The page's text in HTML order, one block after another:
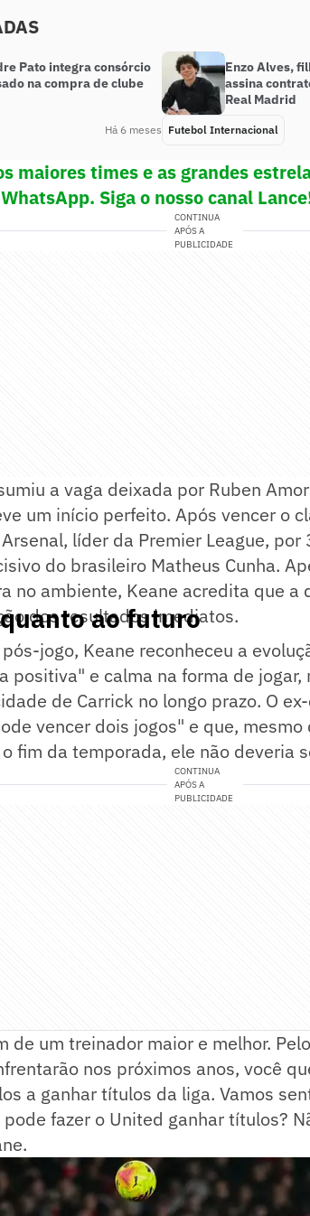
Pato integra consórcio
na compra de clube
Há 6 meses
Enzo Alves,
assina
Real Madrid
Futebol Internacional
maiores times e as grandes
Siga o nosso canal
CONTINUA
APÓS A
PUBLICIDADE
a vaga deixada por Ruben
um início perfeito. Após vencer o
líder da Premier League,
do brasileiro Matheus Cunha.
no ambiente, Keane acredita que
dos resultados imediatos.
ao futuro
jogo, Keane reconheceu a
positiva" e calma na forma de
de Carrick no longo prazo. O
vencer dois jogos" e que,
fim da temporada, ele não deveria
CONTINUA
APÓS A
PUBLICIDADE
de um treinador maior e melhor.
nos próximos anos, você
a ganhar títulos da liga. Vamos
fazer o United ganhar títulos?